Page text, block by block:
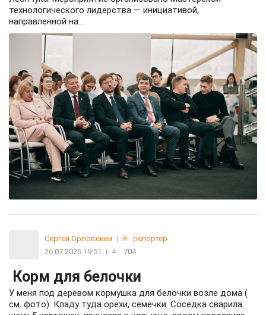
технологического лидерства — инициативой,
направленной на...
Сергей Орловский | Я - репортер
26.07.2025 19:51
| 4 704
Корм для белочки
У меня под деревом кормушка для белочки возле дома (
см. фото). Кладу туда орехи, семечки. Соседка сварила